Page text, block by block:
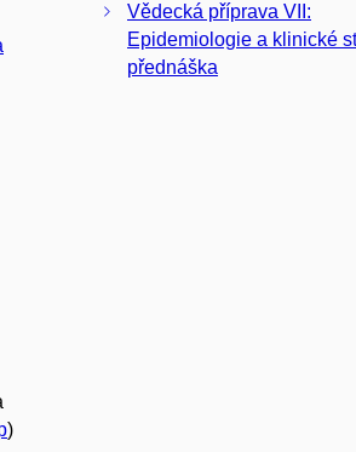
Vědecká příprava VII:
Epidemiologie a klinické
přednáška
)